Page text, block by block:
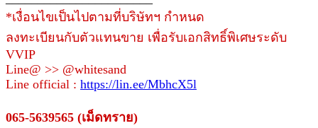
*เงื่อนไขเป็นไปตามที่บริษัทฯ กำหนด
ลงทะเบียนกับตัวแทนขาย เพื่อรับเอกสิทธิ์พิเศษระดับ
VVIP
Line@ >> @whitesand
Line official : https://lin.ee/MbhcX5l
065-5639565 (เม็ดทราย)